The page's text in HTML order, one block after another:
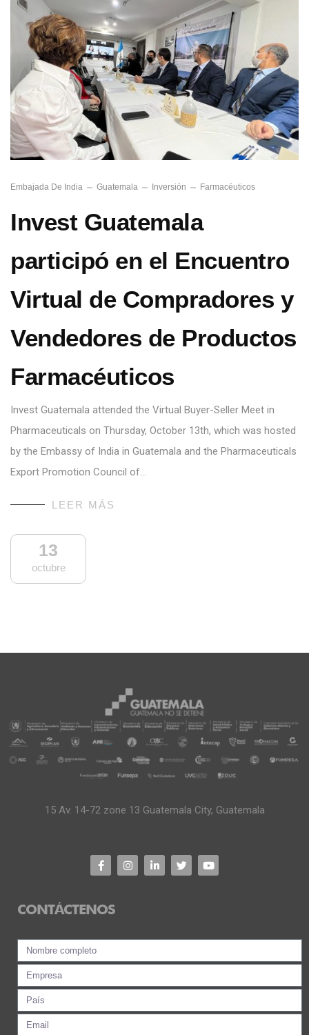
Embajada De India Guatemala Inversión Farmacéuticos
Invest Guatemala
participó en el Encuentro
Virtual de Compradores y
Vendedores de Productos
Farmacéuticos
Invest Guatemala attended the Virtual Buyer-Seller Meet in
Pharmaceuticals on Thursday, October 13th, which was hosted
by the Embassy of India in Guatemala and the Pharmaceuticals
Export Promotion Council of…
LEER MÁS
13
octubre
15 Av. 14-72 zone 13 Guatemala City, Guatemala
CONTÁCTENOS